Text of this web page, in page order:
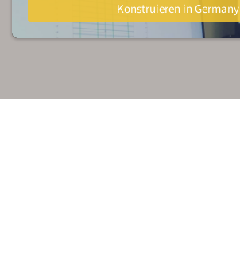
Konstruieren in Germany